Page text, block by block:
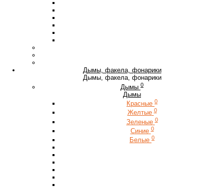
Дымы, факела, фонарики
Дымы, факела, фонарики
Дымы 0
Дымы
Красные 0
Желтые 0
Зеленые 0
Синие 0
Белые 0